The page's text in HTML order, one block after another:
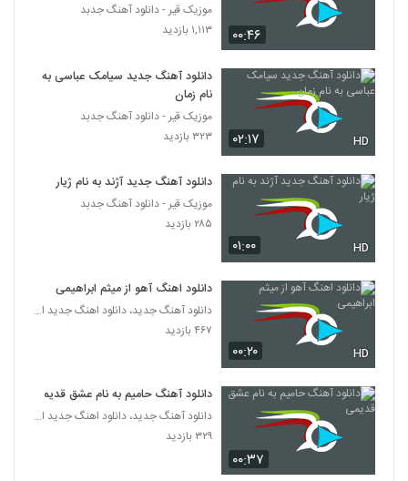
۰۰:۴۶
موزیک قیر - دانلود آهنگ جدبد
۱,۱۱۳ بازدید
۰۲:۱۷ HD
دانلود آهنگ جدید سیامک عباسی به
نام زمان
موزیک قیر - دانلود آهنگ جدبد
۳۲۳ بازدید
۰۱:۰۰ HD
دانلود آهنگ جدید آژند به نام ژیار
موزیک قیر - دانلود آهنگ جدبد
۲۸۵ بازدید
۰۰:۲۰ HD
دانلود اهنگ آهو از میثم ابراهیمی
دانلود آهنگ جدید، دانلود اهنگ جدید ایرانی
۴۶۷ بازدید
۰۰:۳۷
دانلود آهنگ حامیم به نام عشق قدیمی
دانلود آهنگ جدید، دانلود اهنگ جدید ایرانی
۳۲۹ بازدید